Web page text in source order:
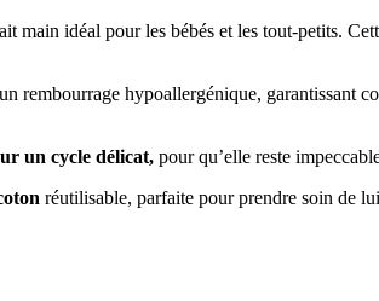
main idéal pour les bébés et les tout-petits.
rembourrage hypoallergénique, garantissant
un cycle délicat, pour qu’elle reste
réutilisable, parfaite pour prendre soin de